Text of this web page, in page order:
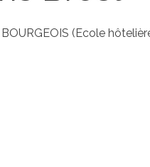
(Ecole